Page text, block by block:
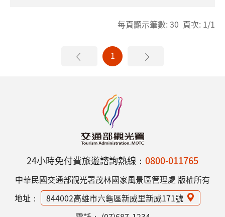
每頁顯示筆數: 30 頁次: 1/1
1
24小時免付費旅遊諮詢熱線： 0800-011765
中華民國交通部觀光署茂林國家風景區管理處 版權所有
地址：
844002高雄市六龜區新威里新威171號